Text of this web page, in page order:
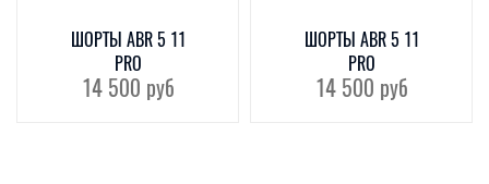
ШОРТЫ ABR 5 11
PRO
14 500 руб
ШОРТЫ ABR 5 11
PRO
14 500 руб